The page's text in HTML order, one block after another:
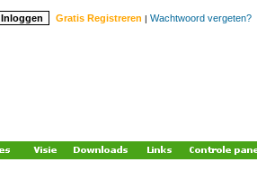
Gratis Registreren | Wachtwoord vergeten?